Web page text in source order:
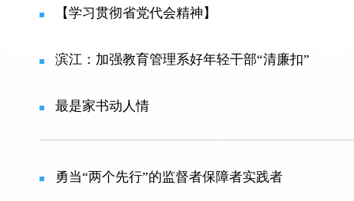
【学习贯彻省党代会精神】
滨江：加强教育管理系好年轻干部“清廉扣”
最是家书动人情
勇当“两个先行”的监督者保障者实践者